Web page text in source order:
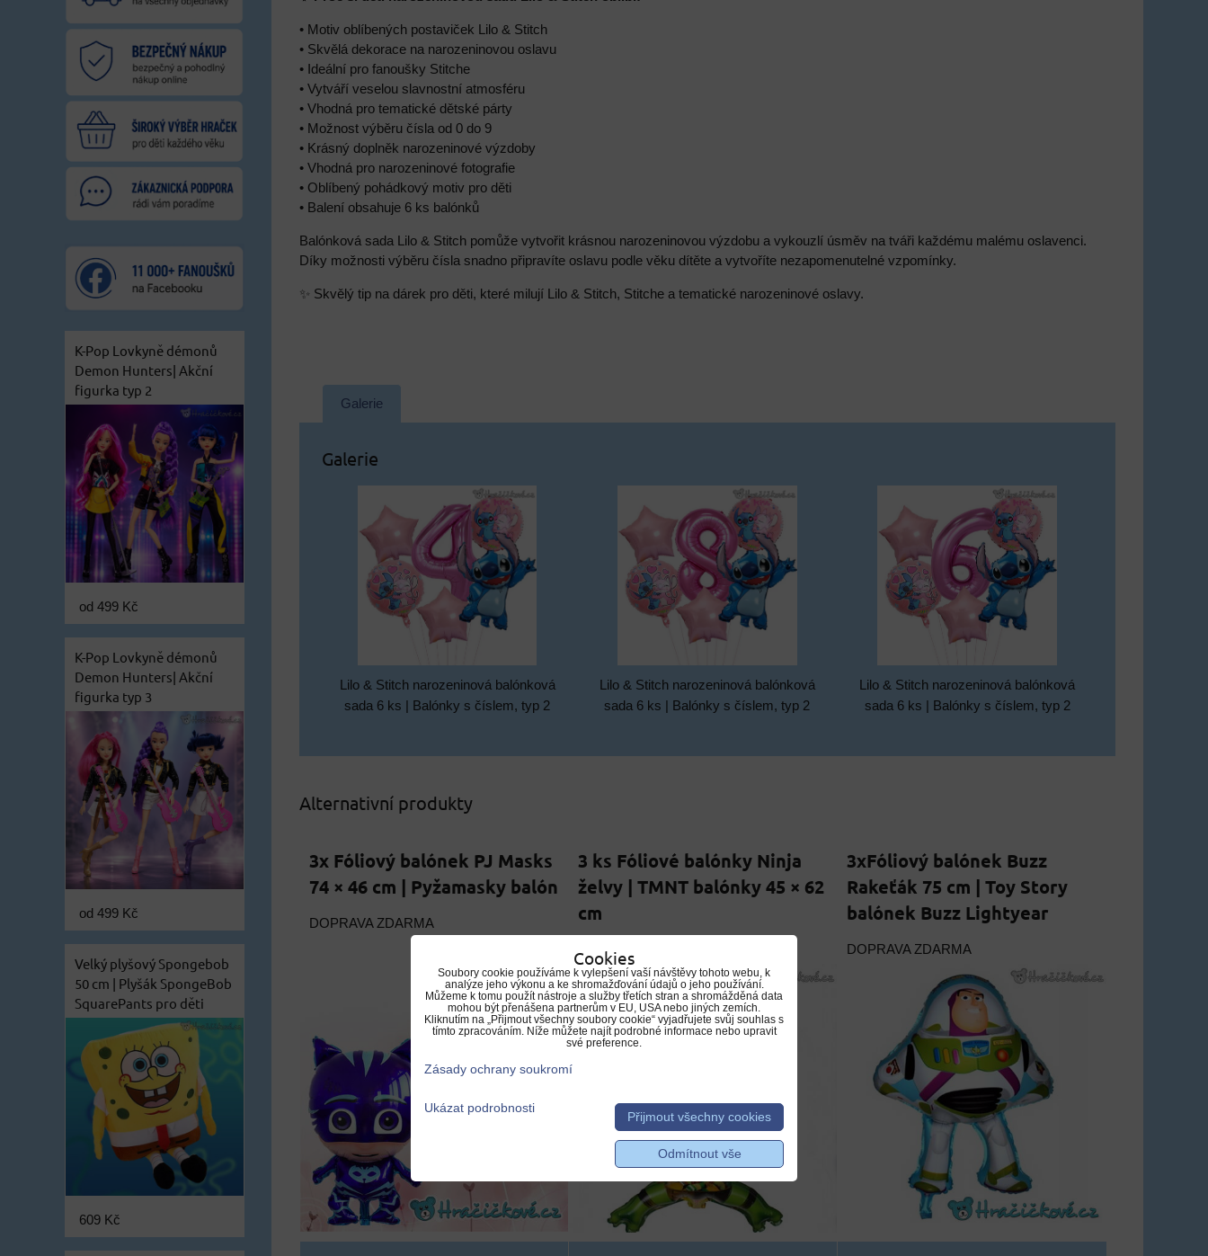
• Motiv oblíbených postaviček Lilo & Stitch
• Skvělá dekorace na narozeninovou oslavu
• Ideální pro fanoušky Stitche
• Vytváří veselou slavnostní atmosféru
• Vhodná pro tematické dětské párty
• Možnost výběru čísla od 0 do 9
• Krásný doplněk narozeninové výzdoby
• Vhodná pro narozeninové fotografie
• Oblíbený pohádkový motiv pro děti
• Balení obsahuje 6 ks balónků
Balónková sada Lilo & Stitch pomůže vytvořit krásnou narozeninovou výzdobu a vykouzlí úsměv na tváři každému malému oslavenci.
Díky možnosti výběru čísla snadno připravíte oslavu podle věku dítěte a vytvoříte nezapomenutelné vzpomínky.
✨ Skvělý tip na dárek pro děti, které milují Lilo & Stitch, Stitche a tematické narozeninové oslavy.
Galerie
Galerie
Lilo & Stitch narozeninová balónková
sada 6 ks | Balónky s číslem, typ 2
Lilo & Stitch narozeninová balónková
sada 6 ks | Balónky s číslem, typ 2
Lilo & Stitch narozeninová balónková
sada 6 ks | Balónky s číslem, typ 2
Alternativní produkty
3x Fóliový balónek PJ Masks
74 × 46 cm | Pyžamasky balón
DOPRAVA ZDARMA
3 ks Fóliové balónky Ninja
želvy | TMNT balónky 45 × 62
cm
DOPRAVA ZDARMA
3xFóliový balónek Buzz
Rakeťák 75 cm | Toy Story
balónek Buzz Lightyear
DOPRAVA ZDARMA
K-Pop Lovkyně démonů
Demon Hunters| Akční
figurka typ 2
od 499 Kč
K-Pop Lovkyně démonů
Demon Hunters| Akční
figurka typ 3
od 499 Kč
Velký plyšový Spongebob
50 cm | Plyšák SpongeBob
SquarePants pro děti
609 Kč
Cookies
Soubory cookie používáme k vylepšení vaší návštěvy tohoto webu, k
analýze jeho výkonu a ke shromažďování údajů o jeho používání.
Můžeme k tomu použít nástroje a služby třetích stran a shromážděná data
mohou být přenášena partnerům v EU, USA nebo jiných zemích.
Kliknutím na „Přijmout všechny soubory cookie“ vyjadřujete svůj souhlas s
tímto zpracováním. Níže můžete najít podrobné informace nebo upravit
své preference.
Zásady ochrany soukromí
Ukázat podrobnosti
Přijmout všechny cookies
Odmítnout vše